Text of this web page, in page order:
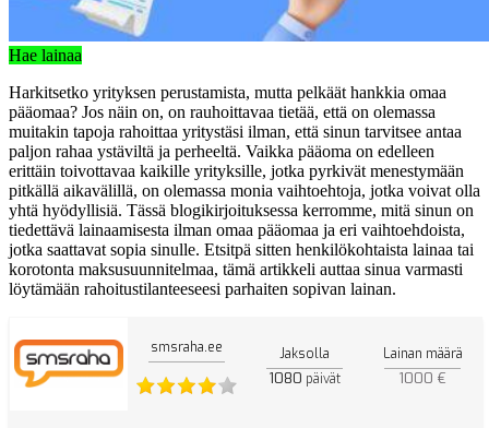
Hae lainaa
Harkitsetko yrityksen perustamista, mutta pelkäät hankkia omaa
pääomaa? Jos näin on, on rauhoittavaa tietää, että on olemassa
muitakin tapoja rahoittaa yritystäsi ilman, että sinun tarvitsee antaa
paljon rahaa ystäviltä ja perheeltä. Vaikka pääoma on edelleen
erittäin toivottavaa kaikille yrityksille, jotka pyrkivät menestymään
pitkällä aikavälillä, on olemassa monia vaihtoehtoja, jotka voivat olla
yhtä hyödyllisiä. Tässä blogikirjoituksessa kerromme, mitä sinun on
tiedettävä lainaamisesta ilman omaa pääomaa ja eri vaihtoehdoista,
jotka saattavat sopia sinulle. Etsitpä sitten henkilökohtaista lainaa tai
korotonta maksusuunnitelmaa, tämä artikkeli auttaa sinua varmasti
löytämään rahoitustilanteeseesi parhaiten sopivan lainan.
smsraha.ee Jaksolla
1080 päivät
Lainan määrä
1000 €